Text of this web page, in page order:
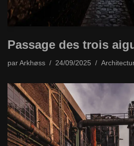
Passage des trois
par Arkhøss 24/09/2025